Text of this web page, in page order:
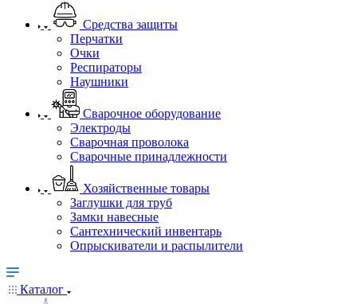
Средства защиты
Перчатки
Очки
Респираторы
Наушники
Сварочное оборудование
Электроды
Сварочная проволока
Сварочные принадлежности
Хозяйственные товары
Заглушки для труб
Замки навесные
Сантехнический инвентарь
Опрыскиватели и распылители
Каталог